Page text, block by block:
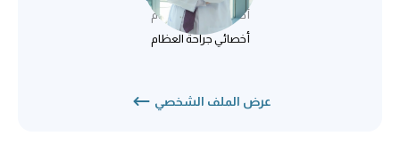
أخصائي جراحة العظام
أخصائي جراحة العظام
عرض الملف الشخصي